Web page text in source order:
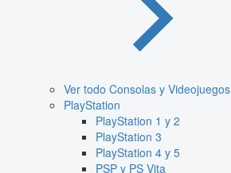
Ver todo Consolas y Videojuegos
PlayStation
PlayStation 1 y 2
PlayStation 3
PlayStation 4 y 5
PSP y PS Vita